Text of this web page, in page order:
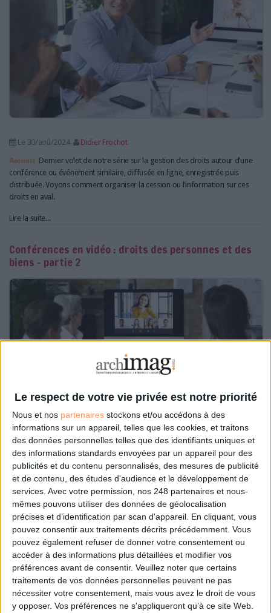
Le respect de votre vie privée est notre priorité
Nous et nos partenaires stockons et/ou accédons à des
informations sur un appareil, telles que les cookies, et traitons
des données personnelles telles que des identifiants uniques et
des informations standards envoyées par un appareil pour des
publicités et du contenu personnalisés, des mesures de publicité
et de contenu, des études d'audience et le développement de
services. Avec votre permission, nos 248 partenaires et nous-
mêmes pouvons utiliser des données de géolocalisation
précises et d’identification par scan d'appareil. En cliquant, vous
pouvez consentir aux traitements décrits précédemment. Vous
pouvez également refuser de donner votre consentement ou
accéder à des informations plus détaillées et modifier vos
préférences avant de consentir. Veuillez noter que certains
traitements de vos données personnelles peuvent ne pas
nécessiter votre consentement, mais vous avez le droit de vous
y opposer. Vos préférences ne s'appliqueront qu’à ce site Web.
Le 30/aoû/2024
Didier Frochot
Abonnés Dernier volet de notre série sur la gestion des droits autour d’une
conférence ou événement similaire, diffusée en ligne, enregistrée puis
distribuée. Voyons comment organiser la cession ou l’information sur ces
droits en aval.
Lire la suite...
Conférences en vidéo : droits des personnes et des
biens - partie 2
Le 31/mai/2024
Didier Frochot
Abonnés
Après avoir précédemment traité de tous les aspects de droit
d’auteur à gérer lors de la réalisation de la vidéo d’une conférence effectuée
en public, en présentiel ou à distance, penchons-nous à présent sur les
questions de droits des personnes et des biens mis en jeu...
Lire la suite...
Conférences en vidéo : penser juridique - partie 1